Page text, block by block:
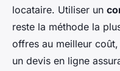
locataire. Utiliser un
reste la méthode la
offres au meilleur coût,
un devis en ligne